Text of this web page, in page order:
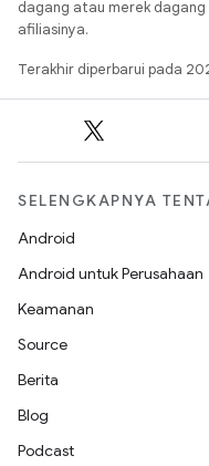
dagang atau merek
afiliasinya.
Terakhir diperbarui pada
SELENGKAPNYA
Android
Android untuk Perusahaan
Keamanan
Source
Berita
Blog
Podcast